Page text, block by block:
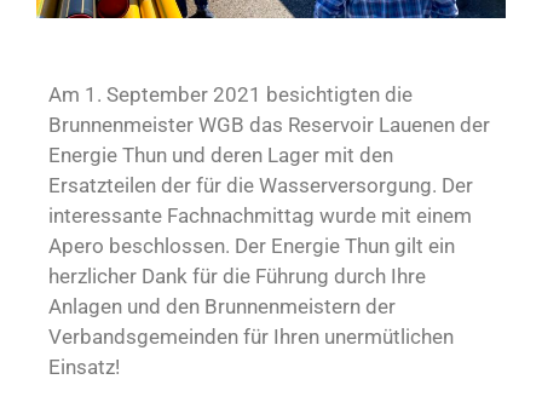
Am 1. September 2021 besichtigten die
Brunnenmeister WGB das Reservoir Lauenen der
Energie Thun und deren Lager mit den
Ersatzteilen der für die Wasserversorgung. Der
interessante Fachnachmittag wurde mit einem
Apero beschlossen. Der Energie Thun gilt ein
herzlicher Dank für die Führung durch Ihre
Anlagen und den Brunnenmeistern der
Verbandsgemeinden für Ihren unermütlichen
Einsatz!